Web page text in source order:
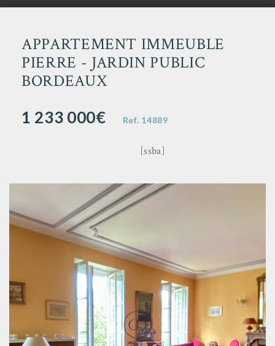
APPARTEMENT IMMEUBLE
PIERRE - JARDIN PUBLIC
BORDEAUX
1 233 000€ Ref. 14889
[ssba]











